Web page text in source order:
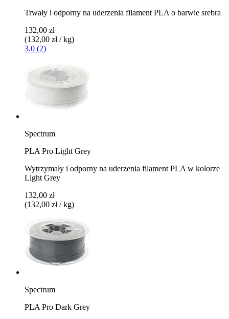
Trwały i odporny na uderzenia filament PLA o barwie srebra
132,00 zł
(132,00 zł / kg)
3.0 (2)
Spectrum
PLA Pro Light Grey
Wytrzymały i odporny na uderzenia filament PLA w kolorze
Light Grey
132,00 zł
(132,00 zł / kg)
Spectrum
PLA Pro Dark Grey